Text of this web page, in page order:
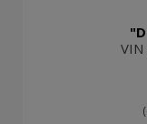
VIN